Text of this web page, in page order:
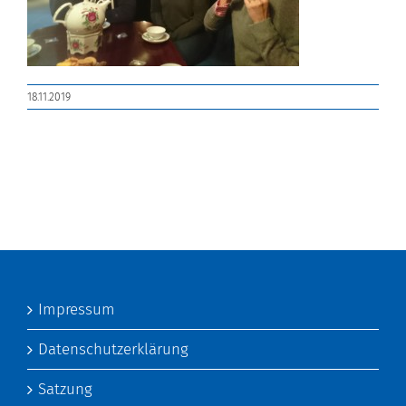
18.11.2019
Impressum
Datenschutzerklärung
Satzung